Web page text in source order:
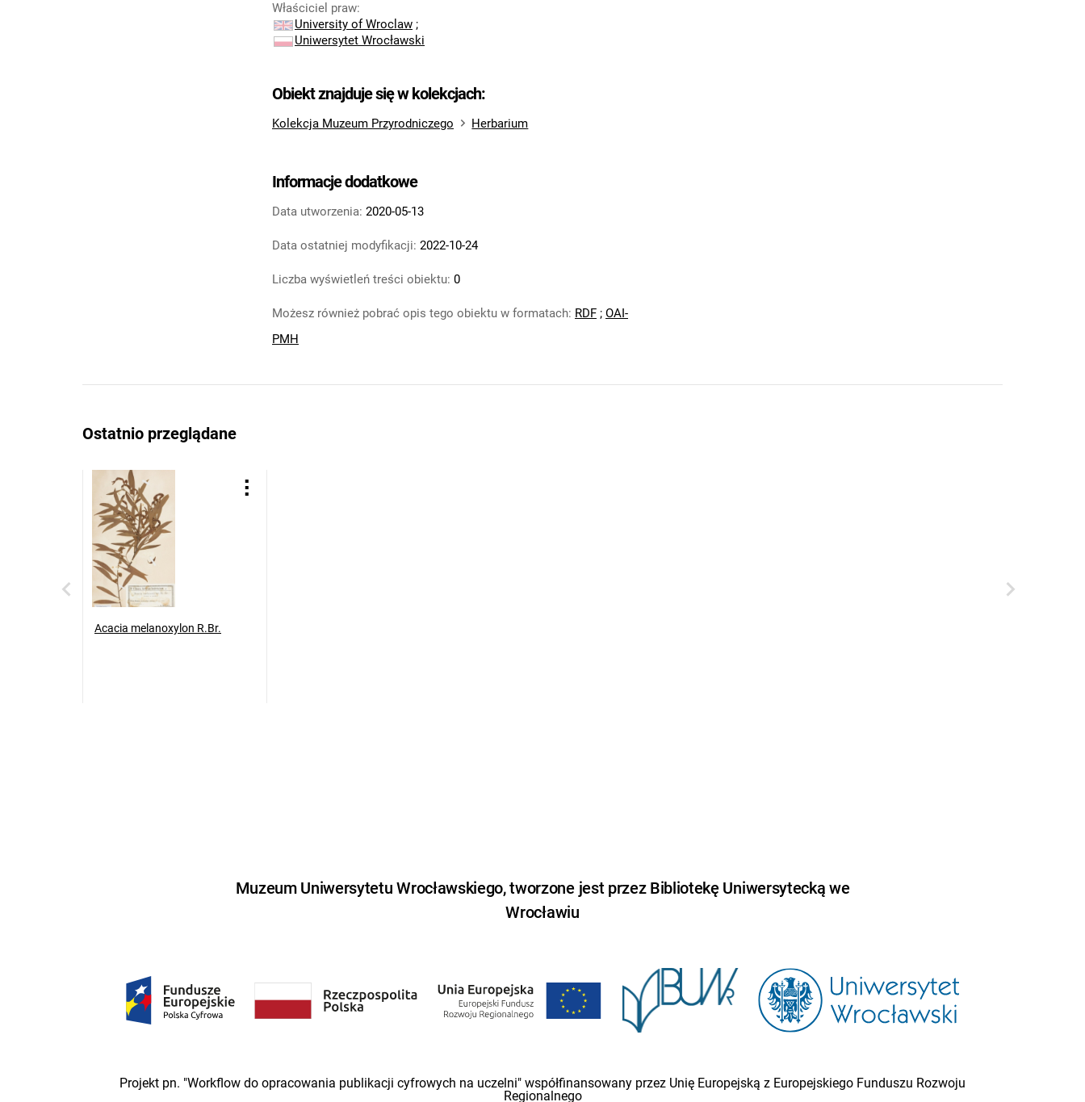
Właściciel praw:
University of Wroclaw ;
Uniwersytet Wrocławski
Obiekt znajduje się w kolekcjach:
Kolekcja Muzeum Przyrodniczego Herbarium
Informacje dodatkowe
Data utworzenia: 2020-05-13
Data ostatniej modyfikacji: 2022-10-24
Liczba wyświetleń treści obiektu: 0
Możesz również pobrać opis tego obiektu w formatach: RDF ; OAI-
PMH
Ostatnio przeglądane
Acacia melanoxylon R.Br.
Muzeum Uniwersytetu Wrocławskiego, tworzone jest przez Bibliotekę Uniwersytecką we
Wrocławiu
Projekt pn. "Workflow do opracowania publikacji cyfrowych na uczelni" współfinansowany przez Unię Europejską z Europejskiego Funduszu Rozwoju
Regionalnego